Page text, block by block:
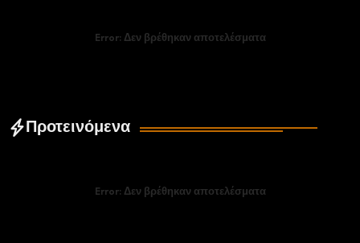
Error: Δεν βρέθηκαν αποτελέσματα
Προτεινόμενα
Error: Δεν βρέθηκαν αποτελέσματα